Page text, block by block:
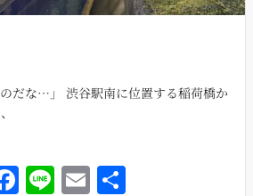
のだな…」 渋谷駅南に位置する稲荷橋か
F Li E